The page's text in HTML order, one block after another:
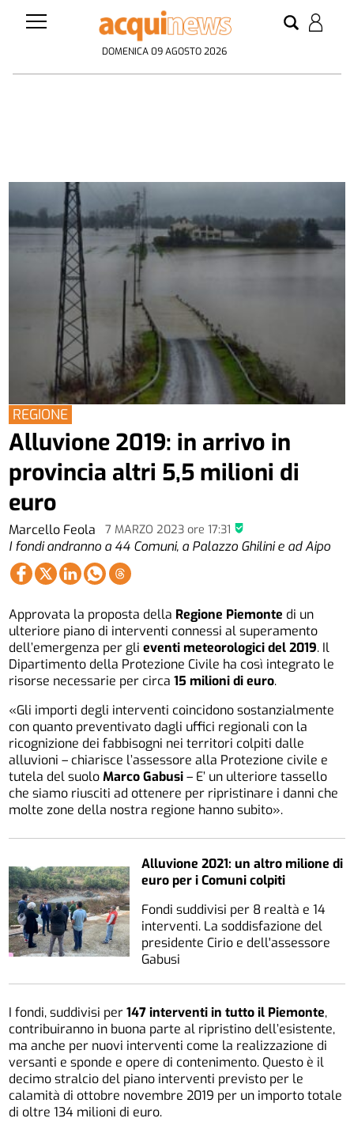
DOMENICA 09 AGOSTO 2026
Marcello Feola 7 MARZO 2023ore 17:31
REGIONE
Alluvione 2019: in arrivo in
provincia altri 5,5 milioni di
euro
I fondi andranno a 44 Comuni, a Palazzo Ghilini e ad Aipo
Approvata la proposta della Regione Piemonte di un
ulteriore piano di interventi connessi al superamento
dell’emergenza per glieventi meteorologici del 2019. Il
Dipartimento della Protezione Civile ha così integrato le
risorse necessarie per circa15 milioni di euro.
«Gli importi degli interventi coincidono sostanzialmente
con quanto preventivato dagli uffici regionali con la
ricognizione dei fabbisogni nei territori colpiti dalle
alluvioni – chiarisce l’assessore alla Protezione civile e
tutela del suoloMarco Gabusi– E’ un ulteriore tassello
che siamo riusciti ad ottenere per ripristinare i danni che
molte zone della nostra regione hanno subito».
Alluvione 2021: un altro milione di
euro per i Comuni colpiti
Fondi suddivisi per 8 realtà e 14
interventi. La soddisfazione del
presidente Cirio e dell'assessore
Gabusi
I fondi, suddivisi per147 interventi in tutto il Piemonte,
contribuiranno in buona parte al ripristino dell’esistente,
ma anche per nuovi interventi come la realizzazione di
versanti e sponde e opere di contenimento. Questo è il
decimo stralcio del piano interventi previsto per le
calamità di ottobre novembre 2019 per un importo totale
di oltre 134 milioni di euro.